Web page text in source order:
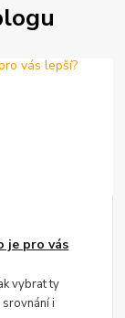
je pro vás
vybrat ty
i